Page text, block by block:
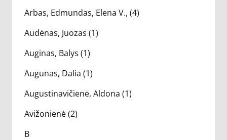
Arbas, Edmundas, Elena V., (4)
Audėnas, Juozas (1)
Auginas, Balys (1)
Augunas, Dalia (1)
Augustinavičienė, Aldona (1)
Avižonienė (2)
B